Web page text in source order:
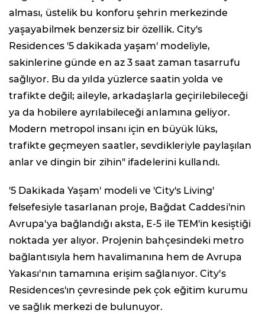
alması, üstelik bu konforu şehrin merkezinde
yaşayabilmek benzersiz bir özellik. City's
Residences '5 dakikada yaşam' modeliyle,
sakinlerine günde en az 3 saat zaman tasarrufu
sağlıyor. Bu da yılda yüzlerce saatin yolda ve
trafikte değil; aileyle, arkadaşlarla geçirilebileceği
ya da hobilere ayrılabileceği anlamına geliyor.
Modern metropol insanı için en büyük lüks,
trafikte geçmeyen saatler, sevdikleriyle paylaşılan
anlar ve dingin bir zihin" ifadelerini kullandı.
'5 Dakikada Yaşam' modeli ve 'City's Living'
felsefesiyle tasarlanan proje, Bağdat Caddesi'nin
Avrupa'ya bağlandığı aksta, E-5 ile TEM'in kesiştiği
noktada yer alıyor. Projenin bahçesindeki metro
bağlantısıyla hem havalimanına hem de Avrupa
Yakası'nın tamamına erişim sağlanıyor. City's
Residences'ın çevresinde pek çok eğitim kurumu
ve sağlık merkezi de bulunuyor.